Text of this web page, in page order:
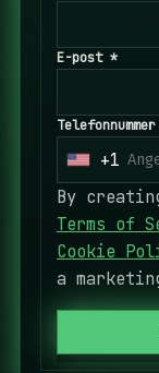
E-post *
U
n
i
t
e
d
t
+1
By
Terms of
Cookie
a